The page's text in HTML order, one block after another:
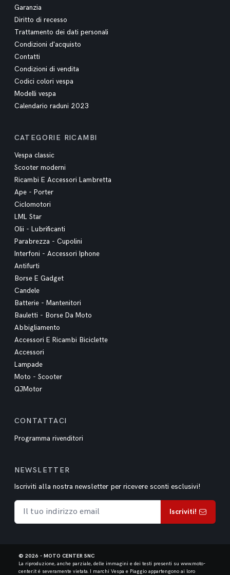
Garanzia
Diritto di recesso
Trattamento dei dati personali
Condizioni d'acquisto
Contatti
Condizioni di vendita
Codici colori vespa
Modelli vespa
Calendario raduni 2023
CATEGORIE RICAMBI
Vespa classic
Scooter moderni
Ricambi E Accessori Lambretta
Ape - Porter
Ciclomotori
LML Star
Olii - Lubrificanti
Parabrezza - Cupolini
Interfoni - Accessori Iphone
Antifurti
Borse E Gadget
Candele
Batterie - Mantenitori
Bauletti - Borse Da Moto
Abbigliamento
Accessori E Ricambi Biciclette
Accessori
Lampade
Moto - Scooter
QJMotor
CONTATTACI
Programma rivenditori
NEWSLETTER
Iscriviti alla nostra newsletter per ricevere sconti esclusivi!
Iscriviti!
© 2026 - MOTO CENTER SNC
La riproduzione, anche parziale, delle immagini e dei testi presenti su www.moto-
center.it é severamente vietata. I marchi Vespa e Piaggio appartengono ai loro